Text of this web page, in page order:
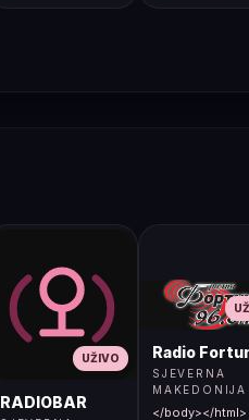
UŽIVO
RADIOBAR
Radio
SJEVERNA
MAKEDONIJA
</body></html>